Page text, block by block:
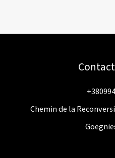
Chemin de la